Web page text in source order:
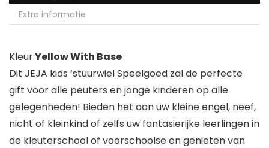
Extra informatie
Kleur:Yellow With Base
Dit JEJA kids ‘stuurwiel Speelgoed zal de perfecte
gift voor alle peuters en jonge kinderen op alle
gelegenheden! Bieden het aan uw kleine engel, neef,
nicht of kleinkind of zelfs uw fantasierijke leerlingen in
de kleuterschool of voorschoolse en genieten van